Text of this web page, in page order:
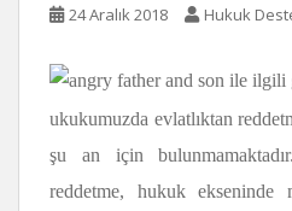
24 Aralık 2018 Hukuk
ukukumuzda evlatlıktan
şu an için
reddetme, hukuk ekseninde